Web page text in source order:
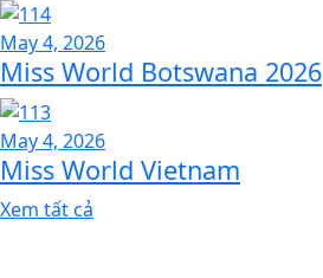
May 4, 2026
Miss World Botswana 2026
May 4, 2026
Miss World Vietnam
Xem tất cả